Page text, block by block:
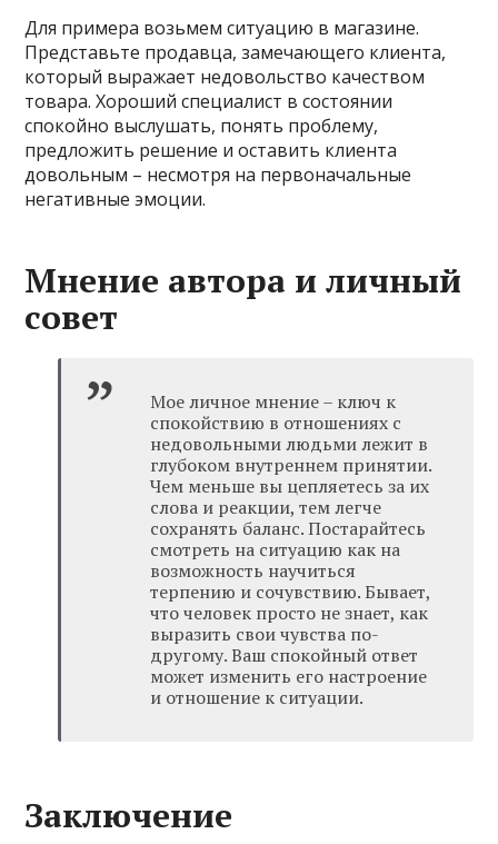
Для примера возьмем ситуацию в магазине.
Представьте продавца, замечающего клиента,
который выражает недовольство качеством
товара. Хороший специалист в состоянии
спокойно выслушать, понять проблему,
предложить решение и оставить клиента
довольным – несмотря на первоначальные
негативные эмоции.
Мнение автора и личный
совет
Мое личное мнение – ключ к
спокойствию в отношениях с
недовольными людьми лежит в
глубоком внутреннем принятии.
Чем меньше вы цепляетесь за их
слова и реакции, тем легче
сохранять баланс. Постарайтесь
смотреть на ситуацию как на
возможность научиться
терпению и сочувствию. Бывает,
что человек просто не знает, как
выразить свои чувства по-
другому. Ваш спокойный ответ
может изменить его настроение
и отношение к ситуации.
Заключение